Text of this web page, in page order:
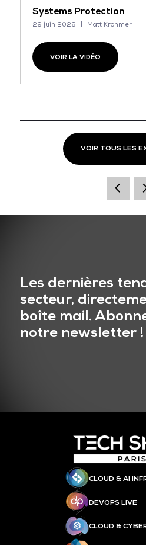
Systems Protection
29 juin 2026 Matt Krohmer
VOIR LA VIDÉO
VOIR TOUS LES
Les dernières
secteur,
boîte mail.
notre newsletter !
CLOUD & AI
DEVOPS LIVE
CLOUD &